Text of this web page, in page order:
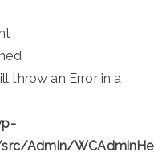
throw an Error in a
Admin/WCAdminHe